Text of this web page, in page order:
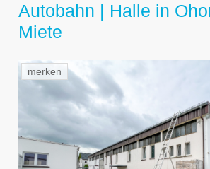
Autobahn | Halle in
Miete
merken